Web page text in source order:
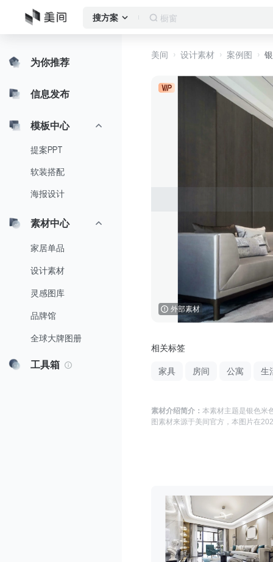
搜方案 橱窗
为你推荐
信息发布
模板中心
提案PPT
软装搭配
海报设计
素材中心
家居单品
设计素材
灵感图库
品牌馆
全球大牌图册
工具箱
美间 设计素材 案例图
外部素材
相关标签
家具 房间 公寓 生
素材介绍简介：本素材主题是银色米
图 素材来源于美间官方 ，本图片在